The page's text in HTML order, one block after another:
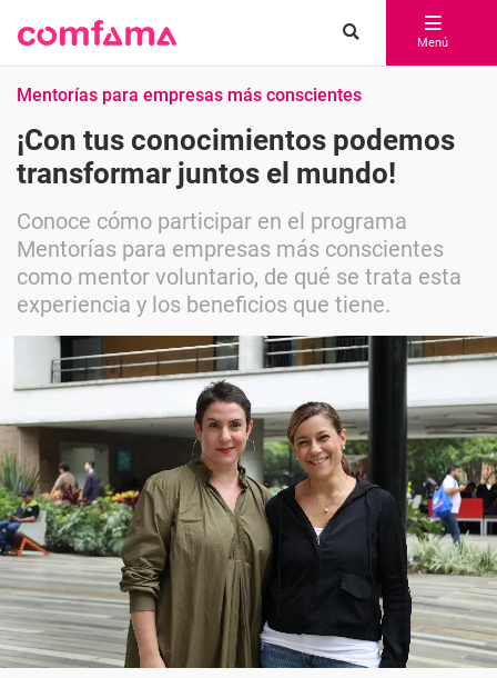
Menú
Mentorías para empresas más conscientes
¡Con tus conocimientos podemos
transformar juntos el mundo!
Conoce cómo participar en el programa
Mentorías para empresas más conscientes
como mentor voluntario, de qué se trata esta
experiencia y los beneficios que tiene.